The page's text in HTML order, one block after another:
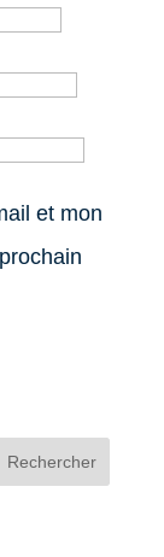
et mon
Rechercher